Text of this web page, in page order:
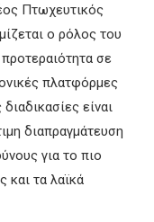
Πτωχευτικός
ο ρόλος του
σε
πλατφόρμες
είναι
διαπραγμάτευση
για το πιο
και τα λαϊκά